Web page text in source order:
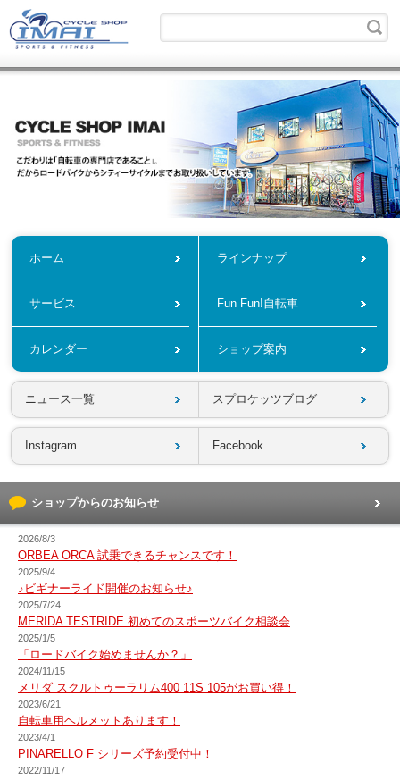
ホーム ラインナップ
サービス Fun Fun!自転車
カレンダー ショップ案内
ニュース一覧 スプロケッツブログ
Instagram Facebook
ショップからのお知らせ
2026/8/3
ORBEA ORCA 試乗できるチャンスです！
2025/9/4
♪ビギナーライド開催のお知らせ♪
2025/7/24
MERIDA TESTRIDE 初めてのスポーツバイク相談会
2025/1/5
「ロードバイク始めませんか？」
2024/11/15
メリダ スクルトゥーラリム400 11S 105がお買い得！
2023/6/21
自転車用ヘルメットあります！
2023/4/1
PINARELLO F シリーズ予約受付中！
2022/11/17